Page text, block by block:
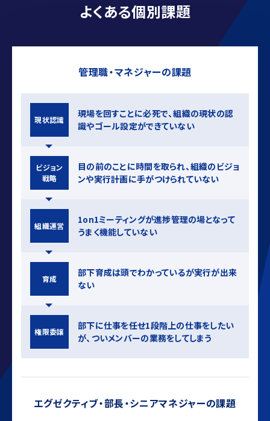
よくある個別課題
管理職・マネジャーの課題
現状認識
現場を回すことに必死で、組織の現状の認
識やゴール設定ができていない
ビジョン
戦略
⽬の前のことに時間を取られ、組織のビジョ
ンや実⾏計画に⼿がつけられていない
組織運営
1on1ミーティングが進捗管理の場となって
うまく機能していない
育成
部下育成は頭でわかっているが実⾏が出来
ない
権限委譲
部下に仕事を任せ1段階上の仕事をしたい
が、ついメンバーの業務をしてしまう
エグゼクティブ・部⻑・シニアマネジャーの課題